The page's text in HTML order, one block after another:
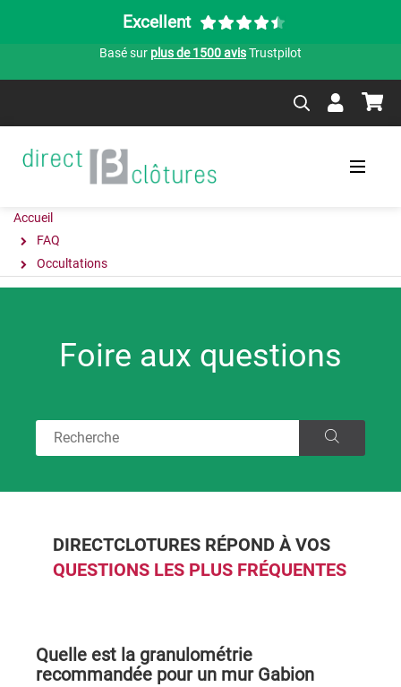
Excellent
Basé sur plus de 1500 avisTrustpilot
Accueil
FAQ
Occultations
Foire aux questions
DIRECTCLOTURES RÉPOND À VOS
QUESTIONS LES PLUS FRÉQUENTES
Quelle est la granulométrie
recommandée pour un mur Gabion